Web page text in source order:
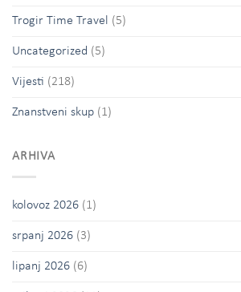
Trogir Time Travel (5)
Uncategorized (5)
Vijesti (218)
Znanstveni skup (1)
ARHIVA
kolovoz 2026 (1)
srpanj 2026 (3)
lipanj 2026 (6)